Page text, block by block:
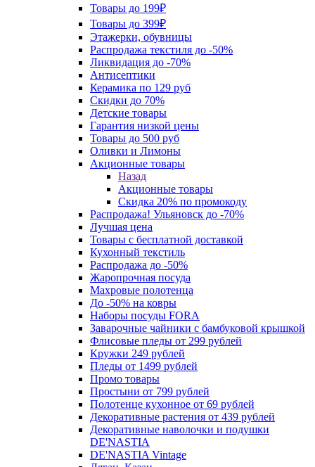
Товары до 199₽
Товары до 399₽
Этажерки, обувницы
Распродажа текстиля до -50%
Ликвидация до -70%
Антисептики
Керамика по 129 руб
Скидки до 70%
Детские товары
Гарантия низкой цены
Товары до 500 руб
Оливки и Лимоны
Акционные товары
Назад
Акционные товары
Скидка 20% по промокоду
Распродажа! Ульяновск до -70%
Лучшая цена
Товары с бесплатной доставкой
Кухонный текстиль
Распродажа до -50%
Жаропрочная посуда
Махровые полотенца
До -50% на ковры
Наборы посуды FORA
Заварочные чайники с бамбуковой крышкой
Флисовые пледы от 299 рублей
Кружки 249 рублей
Пледы от 1499 рублей
Промо товары
Простыни от 799 рублей
Полотенце кухонное от 69 рублей
Декоративные растения от 439 рублей
Декоративные наволочки и подушки
DE'NASTIA
DE'NASTIA Vintage